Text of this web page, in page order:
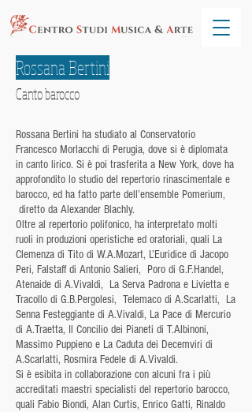
Rossana Bertini
Canto barocco
Rossana Bertini ha studiato al Conservatorio
Francesco Morlacchi di Perugia, dove si è diplomata
in canto lirico. Si è poi trasferita a New York, dove ha
approfondito lo studio del repertorio rinascimentale e
barocco, ed ha fatto parte dell’ensemble Pomerium,
diretto da Alexander Blachly.
Oltre al repertorio polifonico, ha interpretato molti
ruoli in produzioni operistiche ed oratoriali, quali La
Clemenza di Tito di W.A.Mozart, L’Euridice di Jacopo
Peri, Falstaff di Antonio Salieri, Poro di G.F.Handel,
Atenaide di A.Vivaldi, La Serva Padrona e Livietta e
Tracollo di G.B.Pergolesi, Telemaco di A.Scarlatti, La
Senna Festeggiante di A.Vivaldi, La Pace di Mercurio
di A.Traetta, Il Concilio dei Pianeti di T.Albinoni,
Massimo Puppieno e La Caduta dei Decemviri di
A.Scarlatti, Rosmira Fedele di A.Vivaldi.
Si è esibita in collaborazione con alcuni fra i più
accreditati maestri specialisti del repertorio barocco,
quali Fabio Biondi, Alan Curtis, Enrico Gatti, Rinaldo